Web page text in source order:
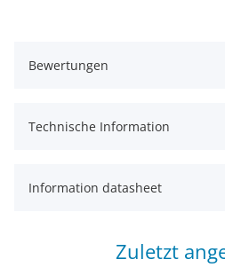
Bewertungen
Technische Information
Information datasheet
Zuletzt